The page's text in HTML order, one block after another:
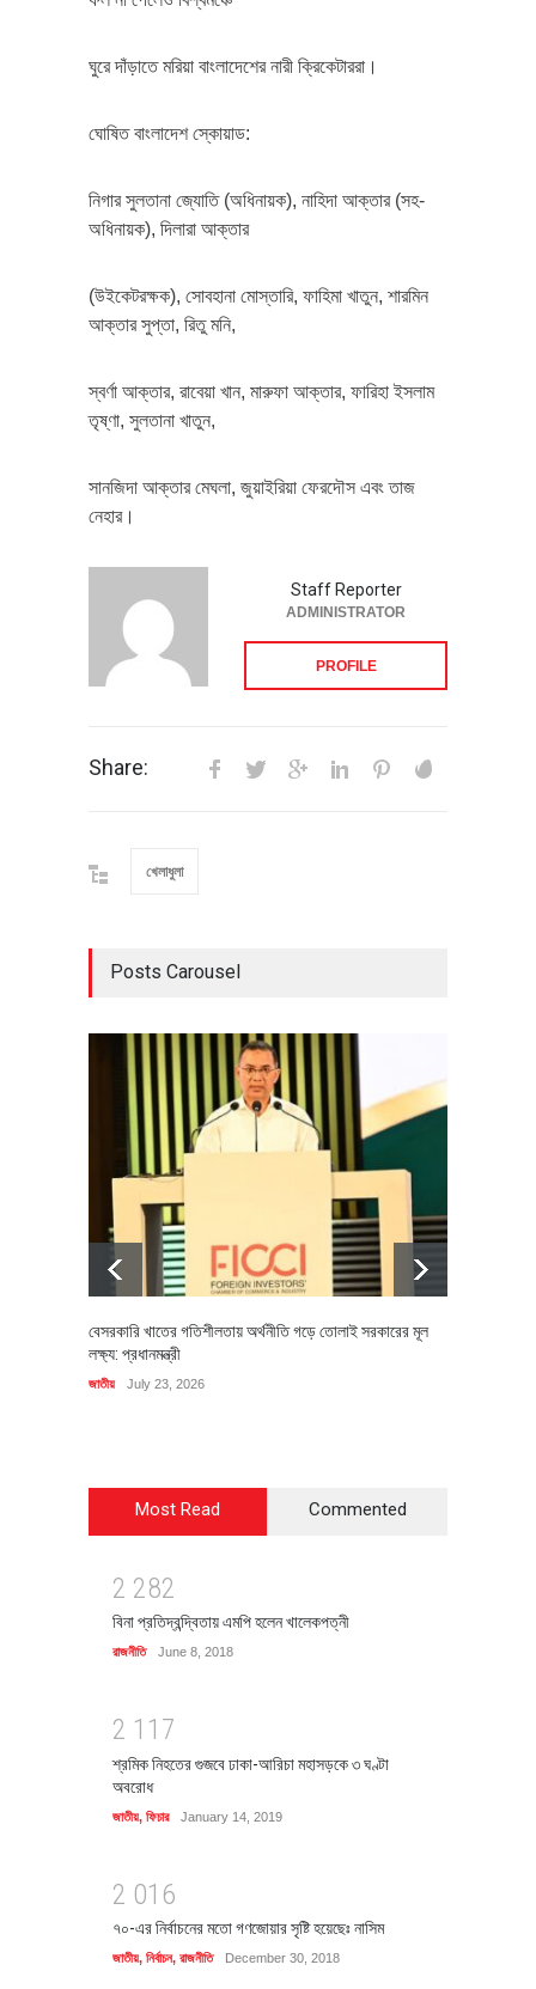
ঘুরে দাঁড়াতে মরিয়া বাংলাদেশের নারী ক্রিকেটাররা।
ঘোষিত বাংলাদেশ স্কোয়াড:
নিগার সুলতানা জ্যোতি (অধিনায়ক), নাহিদা আক্তার (সহ-
অধিনায়ক), দিলারা আক্তার
(উইকেটরক্ষক), সোবহানা মোস্তারি, ফাহিমা খাতুন, শারমিন
আক্তার সুপ্তা, রিতু মনি,
স্বর্ণা আক্তার, রাবেয়া খান, মারুফা আক্তার, ফারিহা ইসলাম
তৃষ্ণা, সুলতানা খাতুন,
সানজিদা আক্তার মেঘলা, জুয়াইরিয়া ফেরদৌস এবং তাজ
নেহার।
Staff Reporter
ADMINISTRATOR
PROFILE
Share:
খেলাধুলা
Posts Carousel
বেসরকারি খাতের গতিশীলতায় অর্থনীতি গড়ে তোলাই সরকারের মূল
লক্ষ্য: প্রধানমন্ত্রী
জাতীয় July 23, 2026
Most Read Commented
2 282
বিনা প্রতিদ্বন্দ্বিতায় এমপি হলেন খালেকপত্নী
রাজনীতি June 8, 2018
2 1 1 7
শ্রমিক নিহতের গুজবে ঢাকা-আরিচা মহাসড়কে ৩ ঘণ্টা
অবরোধ
জাতীয়, ফিচার January 14, 2019
2 01 6
৭০-এর নির্বাচনের মতো গণজোয়ার সৃষ্টি হয়েছেঃ নাসিম
জাতীয়, নির্বাচন, রাজনীতি December 30, 2018